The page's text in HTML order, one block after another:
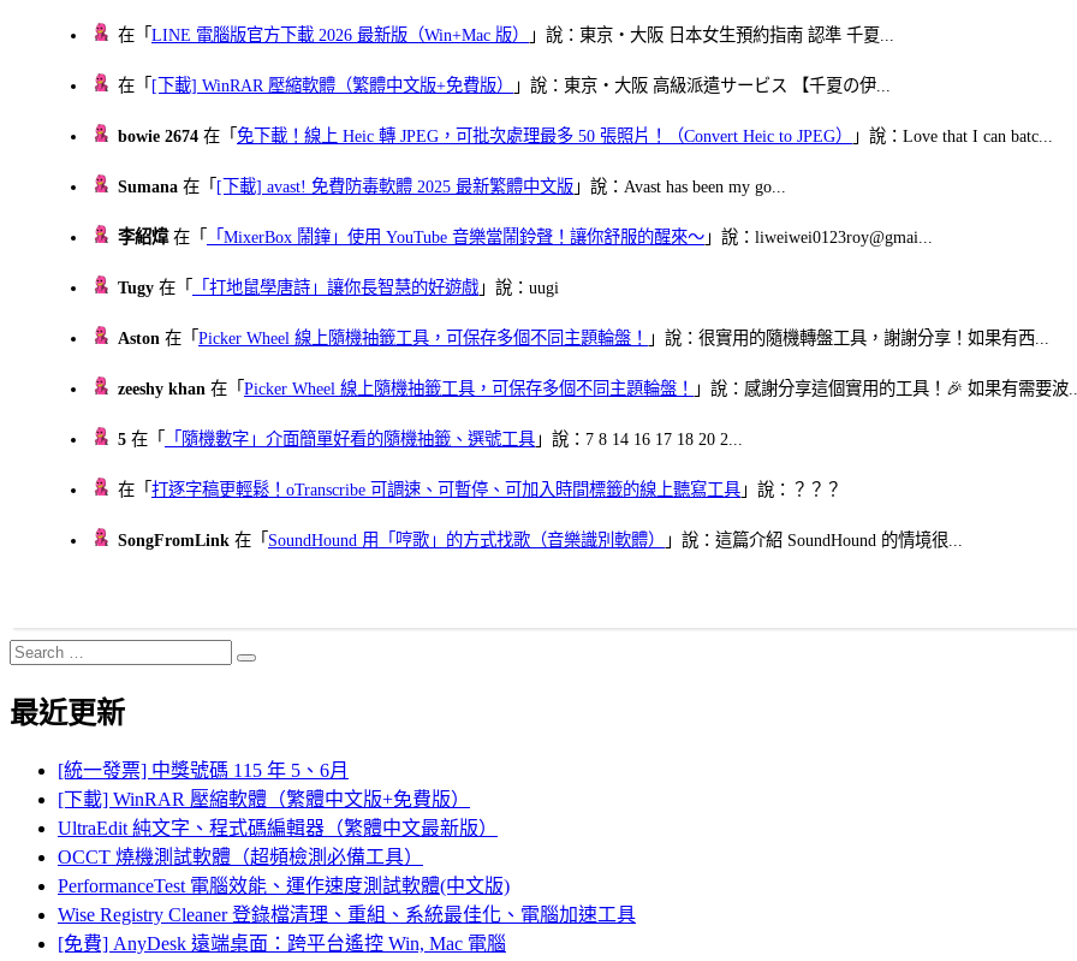
在「LINE 電腦版官方下載 2026 最新版（Win+Mac 版） 」說：東京・大阪 日本女生預約指南 認準 千夏...
在「 [下載] WinRAR 壓縮軟體（繁體中文版+免費版） 」說：東京・大阪 高級派遣サービス 【千夏の伊...
bowie 2674 在「免下載！線上 Heic 轉 JPEG，可批次處理最多 50 張照片！（Convert Heic to JPEG） 」說：Love that I can batc...
Sumana 在「 [下載] avast! 免費防毒軟體 2025 最新繁體中文版 」說：Avast has been my go...
李紹煒在「 「MixerBox 鬧鐘」使用 YouTube 音樂當鬧鈴聲！讓你舒服的醒來～ 」說：liweiwei0123roy@gmai...
Tugy 在「 「打地鼠學唐詩」讓你長智慧的好遊戲 」說：uugi
Aston 在「Picker Wheel 線上隨機抽籤工具，可保存多個不同主題輪盤！ 」說：很實用的隨機轉盤工具，謝謝分享！如果有西...
zeeshy khan 在「Picker Wheel 線上隨機抽籤工具，可保存多個不同主題輪盤！ 」說：感謝分享這個實用的工具！🎉 如果有需要波
5 在「 「隨機數字」介面簡單好看的隨機抽籤、選號工具 」說：7 8 14 16 17 18 20 2...
在「打逐字稿更輕鬆！oTranscribe 可調速、可暫停、可加入時間標籤的線上聽寫工具 」說：？？？
SongFromLink 在「 SoundHound 用「哼歌」的方式找歌（音樂識別軟體） 」說：這篇介紹 SoundHound 的情境很...
Search
for:
Search
最近更新
[統一發票] 中獎號碼 115 年 5、6月
[下載] WinRAR 壓縮軟體（繁體中文版+免費版）
UltraEdit 純文字、程式碼編輯器（繁體中文最新版）
OCCT 燒機測試軟體（超頻檢測必備工具）
PerformanceTest 電腦效能、運作速度測試軟體(中文版)
Wise Registry Cleaner 登錄檔清理、重組、系統最佳化、電腦加速工具
[免費] AnyDesk 遠端桌面：跨平台遙控 Win, Mac 電腦